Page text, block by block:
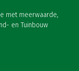
met meerwaarde,
en Tuinbouw